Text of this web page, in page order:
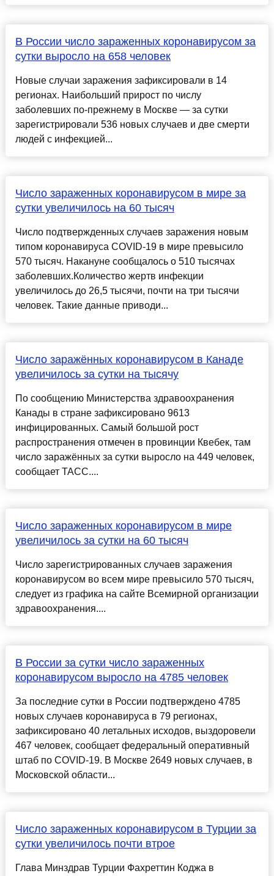
В России число зараженных коронавирусом за
сутки выросло на 658 человек
Новые случаи заражения зафиксировали в 14
регионах. Наибольший прирост по числу
заболевших по-прежнему в Москве — за сутки
зарегистрировали 536 новых случаев и две смерти
людей с инфекцией...
Число зараженных коронавирусом в мире за
сутки увеличилось на 60 тысяч
Число подтвержденных случаев заражения новым
типом коронавируса COVID-19 в мире превысило
570 тысяч. Накануне сообщалось о 510 тысячах
заболевших.Количество жертв инфекции
увеличилось до 26,5 тысячи, почти на три тысячи
человек. Такие данные приводи...
Число заражённых коронавирусом в Канаде
увеличилось за сутки на тысячу
По сообщению Министерства здравоохранения
Канады в стране зафиксировано 9613
инфицированных. Самый большой рост
распространения отмечен в провинции Квебек, там
число заражённых за сутки выросло на 449 человек,
сообщает ТАСС....
Число зараженных коронавирусом в мире
увеличилось за сутки на 60 тысяч
Число зарегистрированных случаев заражения
коронавирусом во всем мире превысило 570 тысяч,
следует из графика на сайте Всемирной организации
здравоохранения....
В России за сутки число зараженных
коронавирусом выросло на 4785 человек
За последние сутки в России подтверждено 4785
новых случаев коронавируса в 79 регионах,
зафиксировано 40 летальных исходов, выздоровели
467 человек, сообщает федеральный оперативный
штаб по COVID-19. В Москве 2649 новых случаев, в
Московской области...
Число зараженных коронавирусом в Турции за
сутки увеличилось почти втрое
Глава Минздрав Турции Фахреттин Коджа в